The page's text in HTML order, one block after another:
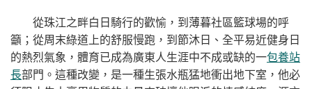
從珠江之畔白日騎行的歡愉，到薄暮社區籃球場的呼
籲；從周末綠道上的舒服慢跑，到節沐日、全平易近健身日
的熱烈氣象，體育已成為廣東人生涯中不成或缺的一包養站
長部門。這種改變，是一種生張水瓶猛地衝出地下室，他必